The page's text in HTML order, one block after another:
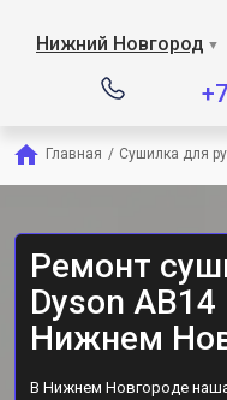
Нижний Новгород ▼
Главная / Сушилка для
Ремонт
Dyson
Нижнем
В Нижнем Новгороде